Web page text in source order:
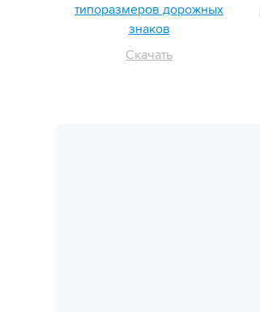
типоразмеров дорожных
знаков
Скачать